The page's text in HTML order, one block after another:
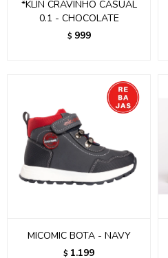
*KLIN CRAVINHO CASUAL
0.1 - CHOCOLATE
$ 999
MICOMIC BOTA - NAVY
$ 1.199